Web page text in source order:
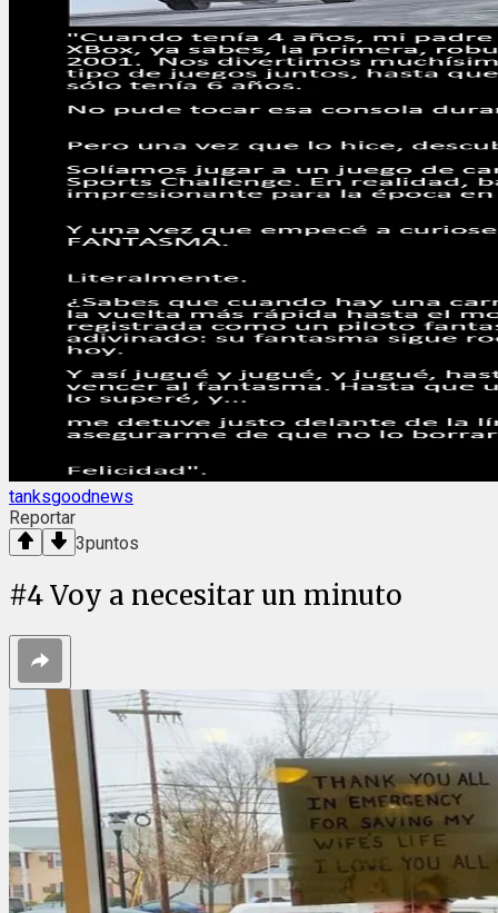
tanksgoodnews
Reportar
3puntos
#4Voy a necesitar un minuto